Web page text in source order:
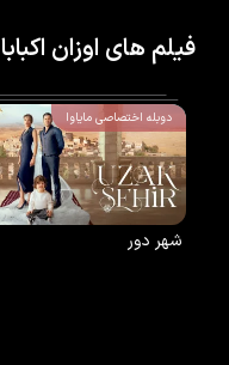
فیلم های اوزان اکبابا
دوبله اختصاصی مایاوا
شهر دور